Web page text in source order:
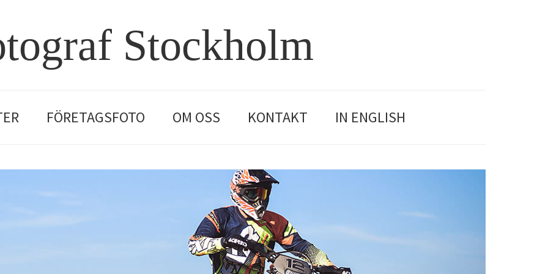
Stockholm
FÖRETAGSFOTO OM OSS KONTAKT IN ENGLISH